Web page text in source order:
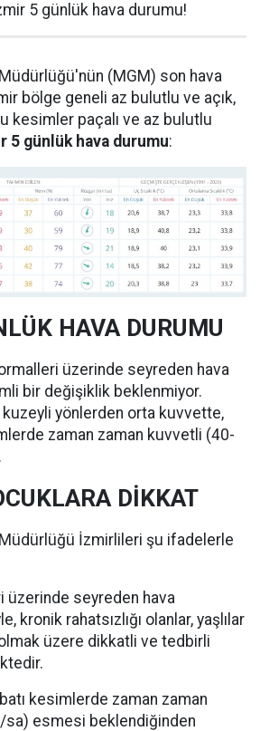
5 günlük hava durumu!
(MGM) son hava
bölge geneli az bulutlu ve açık,
kesimler paçalı ve az bulutlu
5 günlük hava durumu:
HAVA DURUMU
üzerinde seyreden hava
bir değişiklik beklenmiyor.
yönlerden orta kuvvette,
zaman zaman kuvvetli (40-
DİKKAT
İzmirlileri şu ifadelerle
üzerinde seyreden hava
kronik rahatsızlığı olanlar, yaşlılar
üzere dikkatli ve tedbirli
kesimlerde zaman zaman
esmesi beklendiğinden